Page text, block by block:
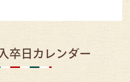
卒日カレンダー